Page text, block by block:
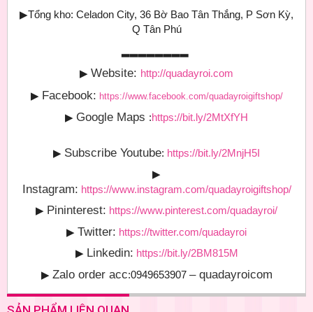
▶Tổng kho: Celadon City, 36 Bờ Bao Tân Thắng, P Sơn Kỳ,
Q Tân Phú
▶ Website: http://quadayroi.com
▶ Facebook: https://www.facebook.com/quadayroigiftshop/
▶ Google Maps :https://bit.ly/2MtXfYH
▶ Subscribe Youtube: https://bit.ly/2MnjH5I
▶
Instagram: https://www.instagram.com/quadayroigiftshop/
▶ Pininterest: https://www.pinterest.com/quadayroi/
▶ Twitter: https://twitter.com/quadayroi
▶ Linkedin: https://bit.ly/2BM815M
▶ Zalo order acc:0949653907 – quadayroicom